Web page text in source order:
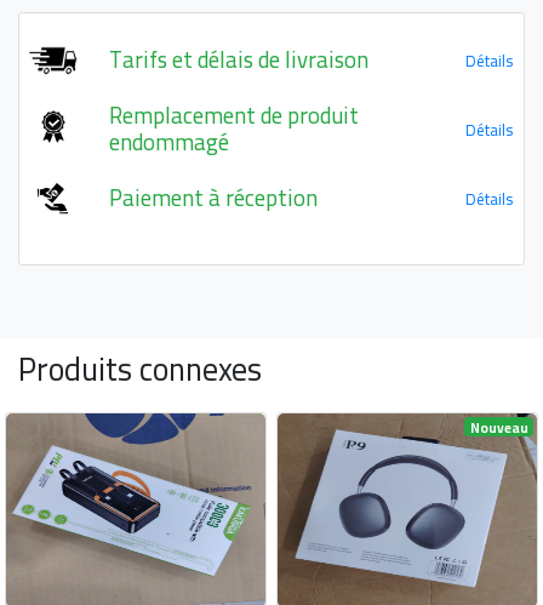
Tarifs et délais de livraison Détails
Remplacement de produit
endommagé Détails
Paiement à réception Détails
Produits connexes
Nouveau